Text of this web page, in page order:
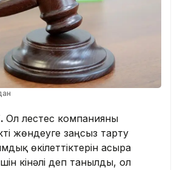
Ол үлестес компанияны
жөндеуге заңсыз тарту
өкілеттіктерін асыра
кінәлі деп танылды, ол